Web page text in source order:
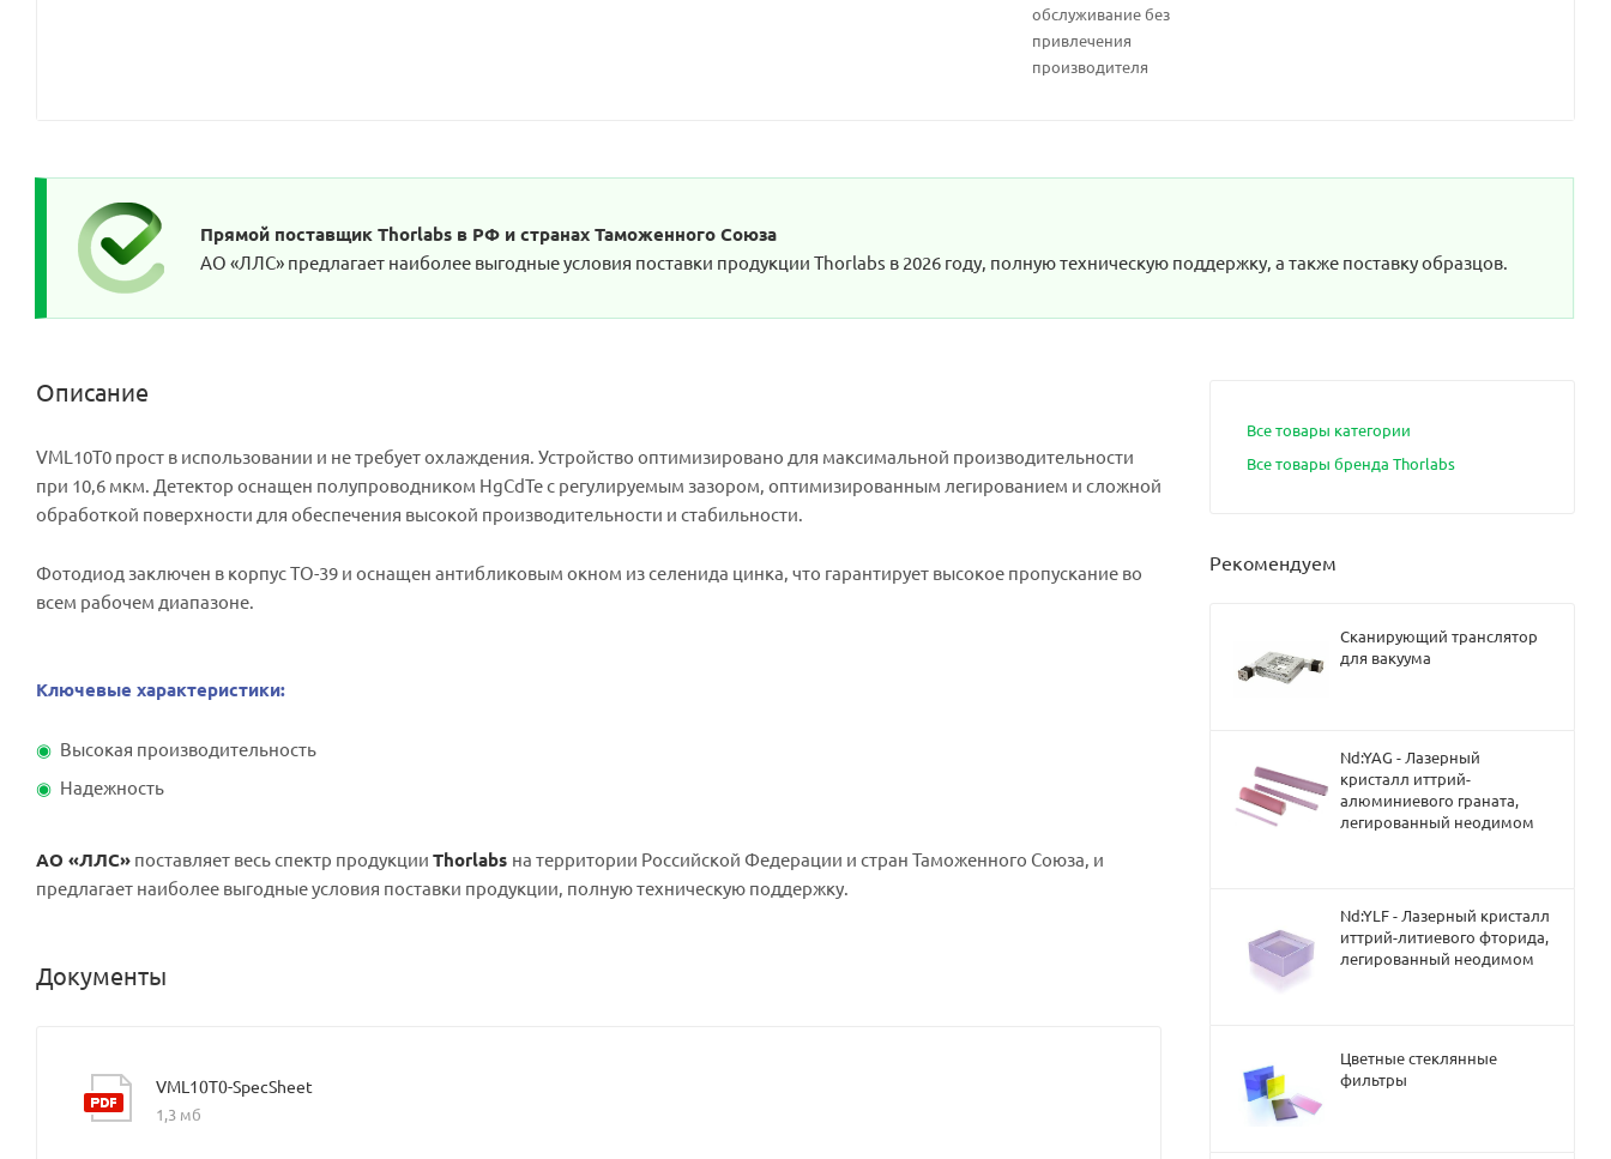
обслуживание без
привлечения
производителя
Прямой поставщик Thorlabs в РФ и странах Таможенного Союза
АО «ЛЛС» предлагает наиболее выгодные условия поставки продукции Thorlabs в 2026 году, полную техническую поддержку, а также поставку образцов.
Описание
VML10T0 прост в использовании и не требует охлаждения. Устройство оптимизировано для максимальной производительности
при 10,6 мкм. Детектор оснащен полупроводником HgCdTe с регулируемым зазором, оптимизированным легированием и сложной
обработкой поверхности для обеспечения высокой производительности и стабильности.
Фотодиод заключен в корпус ТО-39 и оснащен антибликовым окном из селенида цинка, что гарантирует высокое пропускание во
всем рабочем диапазоне.
Ключевые характеристики:
Высокая производительность
Надежность
АО «ЛЛС» поставляет весь спектр продукции Thorlabs на территории Российской Федерации и стран Таможенного Союза, и
предлагает наиболее выгодные условия поставки продукции, полную техническую поддержку.
Документы
VML10T0-SpecSheet
1,3 мб
Все товары категории
Все товары бренда Thorlabs
Рекомендуем
Сканирующий транслятор
для вакуума
Nd:YAG - Лазерный
кристалл иттрий-
алюминиевого граната,
легированный неодимом
Nd:YLF - Лазерный кристалл
иттрий-литиевого фторида,
легированный неодимом
Цветные стеклянные
фильтры